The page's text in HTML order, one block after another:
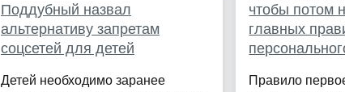
Поддубный назвал
альтернативу запретам
соцсетей для детей
Детей необходимо заранее
чтобы потом
главных
Правило